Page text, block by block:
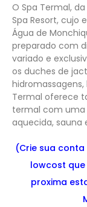
O Spa Termal,
Spa Resort, cujo
Água de
preparado com
variado e
os duches de
Termal oferece
termal com uma
aquecida, sauna
(Crie sua
lowcost
proxima